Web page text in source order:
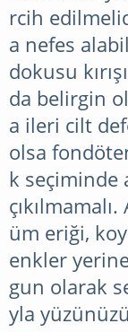
rcih
a nefes
dokusu
da belirgin
a ileri cilt
olsa
k seçiminde
üm eriği,
enkler
gun olarak
yla